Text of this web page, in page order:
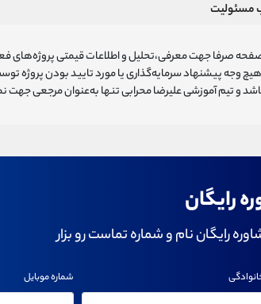
مسئولیت
صرفا جهت معرفی،تحلیل و اطلاعات قیمتی پروژه‌های
وجه پیشنهاد سرمایه‌گذاری یا مورد تایید بودن پروژه
و تیم آموزشی علیرضا محرابی تنها به‌عنوان مرجعی جهت
رایگان
رایگان نام و شماره تماست رو بزار
شماره موبایل